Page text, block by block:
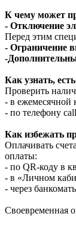
К чему может
- Отключение
Перед этим
- Ограничение
-
Как узнать,
Проверить
- в ежемесячной
- по телефону
Как избежать
Оплачивать
оплаты:
- по QR-коду в
- в «Личном
- через
Своевременная